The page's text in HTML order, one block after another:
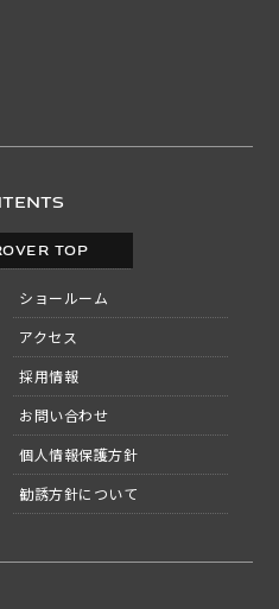
TOP
ショールーム
アクセス
採用情報
お問い合わせ
個人情報保護方針
勧誘方針について